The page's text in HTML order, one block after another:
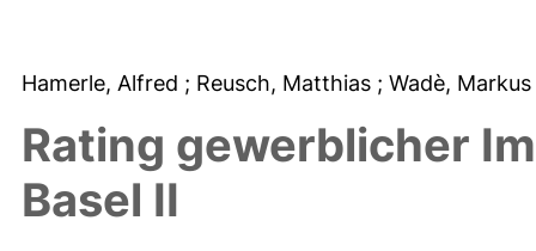
Hamerle, Alfred ; Reusch, Matthias ; Wadè, Markus
Rating gewerblicher
Basel II